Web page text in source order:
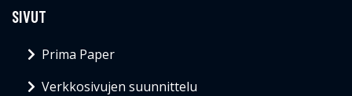
SIVUT
Prima Paper
Verkkosivujen suunnittelu